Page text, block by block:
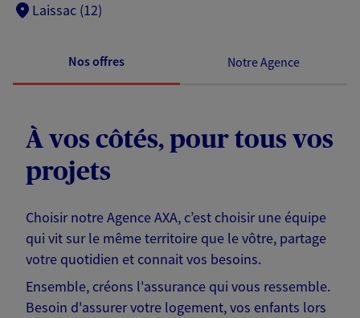
Laissac (12)
Nos offres Notre Agence
À vos côtés, pour tous vos
projets
Choisir notre Agence AXA, c’est choisir une équipe
qui vit sur le même territoire que le vôtre, partage
votre quotidien et connait vos besoins.
Ensemble, créons l'assurance qui vous ressemble.
Besoin d'assurer votre logement, vos enfants lors